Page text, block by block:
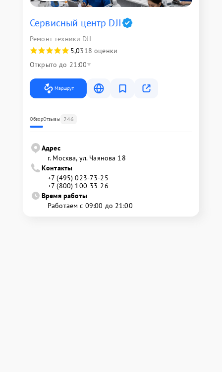
Сервисный центр DJI
Ремонт техники DJI
5,0318 оценки
Открыто до 21:00
Маршрут
ОбзорОтзывы 246
Адрес
г. Москва, ул. Чаянова 18
Контакты
+7 (495) 023-73-25
+7 (800) 100-33-26
Время работы
Работаем с 09:00 до 21:00